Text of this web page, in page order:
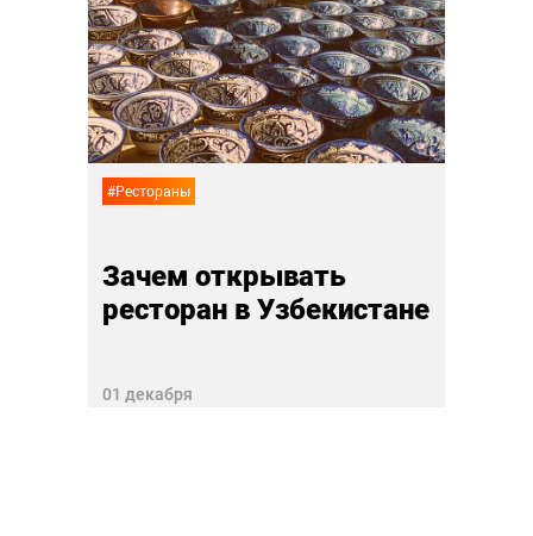
#Рестораны
Зачем открывать
ресторан в Узбекистане
01 декабря